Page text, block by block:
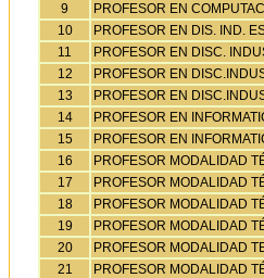
9
PROFESOR EN
10
PROFESOR EN DIS. IND.
11
PROFESOR EN DISC.
12
PROFESOR EN
13
PROFESOR EN
14
PROFESOR EN
15
PROFESOR EN
16
PROFESOR MODALIDAD
17
PROFESOR MODALIDAD
18
PROFESOR MODALIDAD
19
PROFESOR MODALIDAD
20
PROFESOR MODALIDAD
21
PROFESOR MODALIDAD